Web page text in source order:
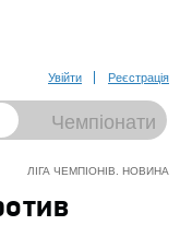
Увійти Реєстрація
ЛІГА ЧЕМПІОНІВ. НОВИНА